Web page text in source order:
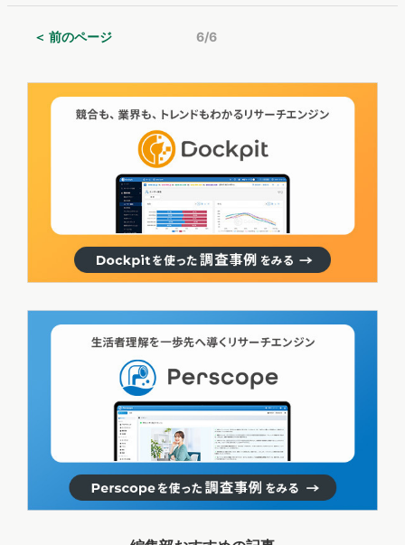
ーザーの理解を深めれば、自ずとマーケティング戦略やプロモーショ
課題である「ユーザー理解」のための調査をするのが、ヴァリューズ
＜ 前のページ 6/6